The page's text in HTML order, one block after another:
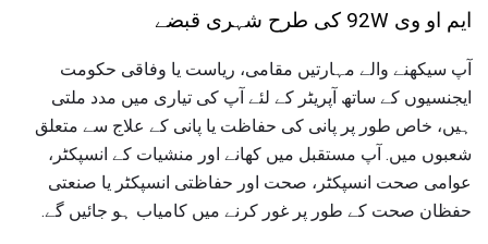
ایم او وی 92W کی طرح شہری قبضے
آپ سیکھنے والے مہارتیں مقامی، ریاست یا وفاقی حکومت
ایجنسیوں کے ساتھ آپریٹر کے لئے آپ کی تیاری میں مدد ملتی
ہیں، خاص طور پر پانی کی حفاظت یا پانی کے علاج سے متعلق
شعبوں میں. آپ مستقبل میں کھانے اور منشیات کے انسپکٹر،
عوامی صحت انسپکٹر، صحت اور حفاظتی انسپکٹر یا صنعتی
حفظان صحت کے طور پر غور کرنے میں کامیاب ہو جائیں گے.